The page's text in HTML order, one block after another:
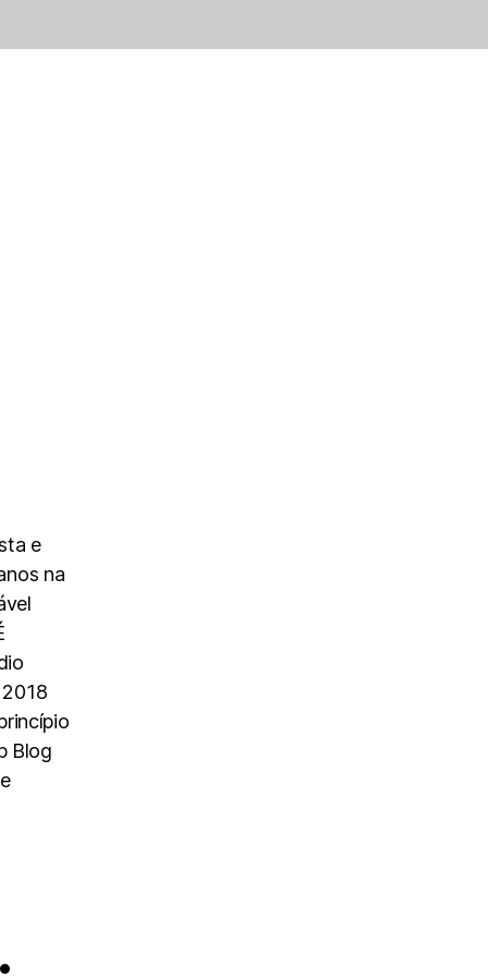
e
na
Blog